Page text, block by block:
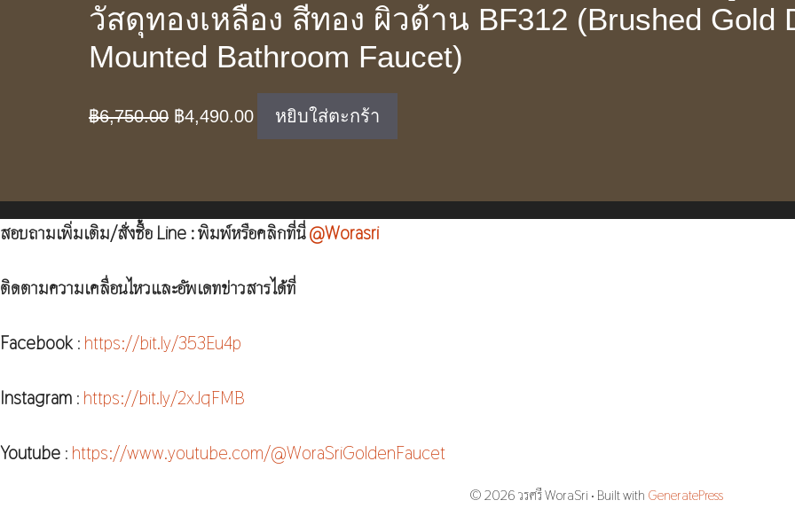
วัสดุทองเหลือง สีทอง ผิวด้าน BF312 (Brushed Gold
Mounted Bathroom Faucet)
฿6,750.00 Original
฿4,490.00 Current
price
หยิบใส่ตะกร้า
สอบถามเพิ่มเติม/สั่งซื้อ Line : พิมพ์หรือคลิกที่นี่@Worasri
ติดตามความเคลื่อนไหวและอัพเดทข่าวสารได้ที่
Facebook : https://bit.ly/353Eu4p
Instagram : https://bit.ly/2xJqFMB
Youtube : https://www.youtube.com/@WoraSriGoldenFaucet
© 2026 วรศรี WoraSri • Built with GeneratePress